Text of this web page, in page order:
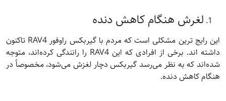
لغرش هنگام کاهش دنده
این رایج ترین مشکلی است که مردم با گیربکس راوفور RAV4 تاکنون
داشته اند. برخی از افرادی که این RAV4 را رانندگی کرده‌اند، متوجه
شده‌اند که به نظر می‌رسد گیربکس دچار لغزش می‌شود، مخصوصاً در
هنگام کاهش دنده.